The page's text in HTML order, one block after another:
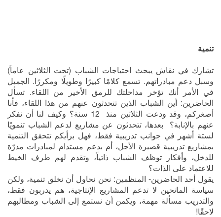
تنمية
تشارك في نقاش يبحث احتياجات الشباب (تحت الثلاثين عاماً)
وسبل دعم مبادراتهم. تسمع كلامًا كبيرًا وطويلًا ومكررًا. الجميل
في الأمر أنك تؤخر مداخلتك للرمق الأخير من اللقاء. تسأل
الحاضرين: أين الشباب الذين تتحدثون عنهم من هذا اللقاء، فأنا
أصغركم، وقد ودعت الثلاثين منذ 12 سنة؟ وكيف لنا أن نفكر
عنهم بالإنابة؟ بعدها، تتحدثون عن مشاريع لدعم الشباب تنمويًا
لستة أشهر في جوانب تدريبية فقط، فهل برأيكم تتحقق التنمية
بمشاريع تدريبية قصيرة الأجل، أم بدعم مستدام لمبادرات مدرّة
للدخل، وأفكار توظف الشباب ذاتياً، وتقدم لهم طرف الخيط
للاعتماد على الذات؟
يقول أحد الحاضرين- المنظمين: نحن نحاول أن نخلق تنمية، ولكن
سياسة المانحين لا تدعم المشاريع الإنتاجية، هم يدربون فقط،
والتدريب مسألة مهمة، ويكمن أن نستمع إلى الشباب ومطالبهم
لاحقًا!